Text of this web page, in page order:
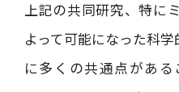
上記の共同研究、特に
よって可能になった科
に多くの共通点があ